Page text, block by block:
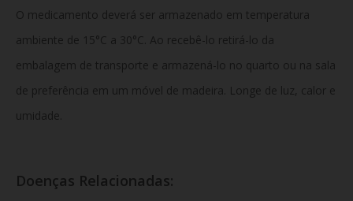
O medicamento deverá ser armazenado em temperatura
ambiente de 15°C a 30°C. Ao recebê-lo retirá-lo da
embalagem de transporte e armazená-lo no quarto ou na sala
de preferência em um móvel de madeira. Longe de luz, calor e
umidade.
Doenças Relacionadas: